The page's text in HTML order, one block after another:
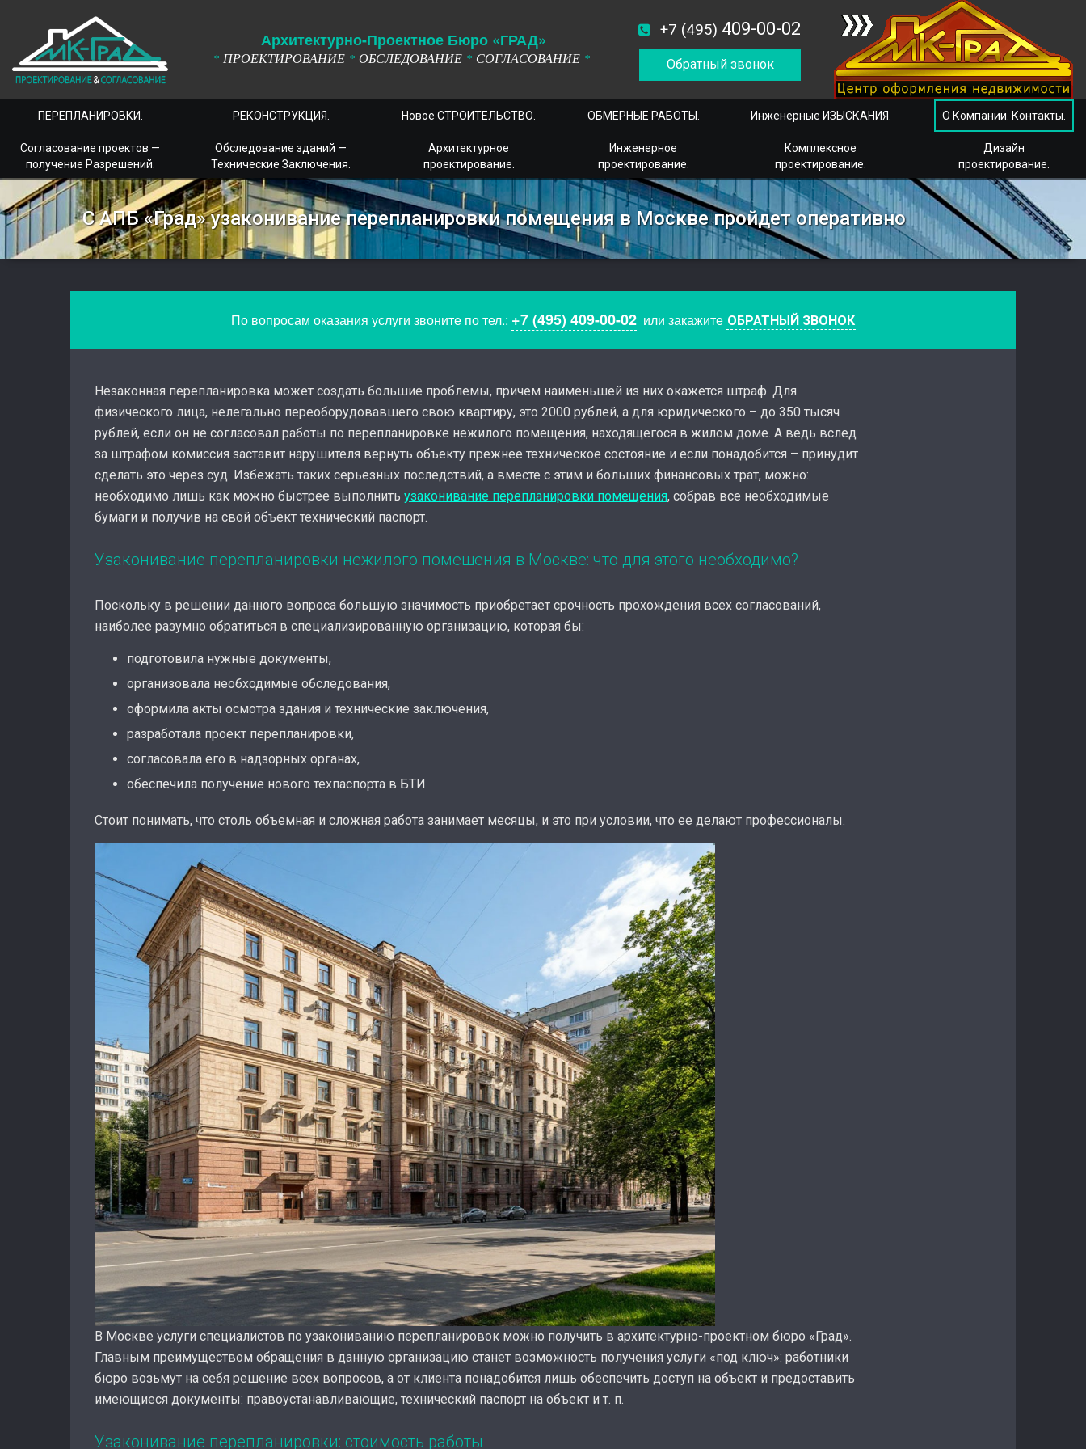
Архитектурно-Проектное Бюро «ГРАД»
* ПРОЕКТИРОВАНИЕ * ОБСЛЕДОВАНИЕ * СОГЛАСОВАНИЕ *
+7 (495) 409-00-02
Обратный звонок
ПЕРЕПЛАНИРОВКИ. РЕКОНСТРУКЦИЯ. Новое СТРОИТЕЛЬСТВО. ОБМЕРНЫЕ РАБОТЫ. Инженерные ИЗЫСКАНИЯ. О Компании. Контакты.
Согласование проектов —
получение Разрешений.
Обследование зданий —
Технические Заключения.
Архитектурное
проектирование.
Инженерное
проектирование.
Комплексное
проектирование.
Дизайн
проектирование.
С АПБ «Град» узаконивание перепланировки помещения в Москве пройдет оперативно
По вопросам оказания услуги звоните по тел.: +7 (495) 409-00-02или закажите ОБРАТНЫЙ ЗВОНОК
Незаконная перепланировка может создать большие проблемы, причем наименьшей из них окажется штраф. Для
физического лица, нелегально переоборудовавшего свою квартиру, это 2000 рублей, а для юридического – до 350 тысяч
рублей, если он не согласовал работы по перепланировке нежилого помещения, находящегося в жилом доме. А ведь вслед
за штрафом комиссия заставит нарушителя вернуть объекту прежнее техническое состояние и если понадобится – принудит
сделать это через суд. Избежать таких серьезных последствий, а вместе с этим и больших финансовых трат, можно:
необходимо лишь как можно быстрее выполнить узаконивание перепланировки помещения, собрав все необходимые
бумаги и получив на свой объект технический паспорт.
Узаконивание перепланировки нежилого помещения в Москве: что для этого необходимо?
Поскольку в решении данного вопроса большую значимость приобретает срочность прохождения всех согласований,
наиболее разумно обратиться в специализированную организацию, которая бы:
подготовила нужные документы,
организовала необходимые обследования,
оформила акты осмотра здания и технические заключения,
разработала проект перепланировки,
согласовала его в надзорных органах,
обеспечила получение нового техпаспорта в БТИ.
Стоит понимать, что столь объемная и сложная работа занимает месяцы, и это при условии, что ее делают профессионалы.
В Москве услуги специалистов по узакониванию перепланировок можно получить в архитектурно-проектном бюро «Град».
Главным преимуществом обращения в данную организацию станет возможность получения услуги «под ключ»: работники
бюро возьмут на себя решение всех вопросов, а от клиента понадобится лишь обеспечить доступ на объект и предоставить
имеющиеся документы: правоустанавливающие, технический паспорт на объект и т. п.
Узаконивание перепланировки: стоимость работы